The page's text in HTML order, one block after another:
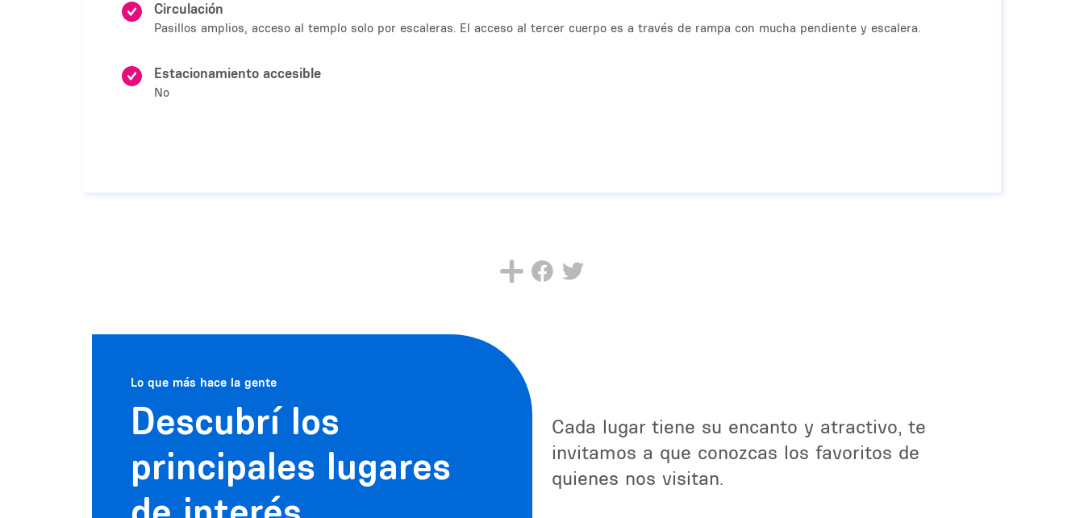
Circulación
Pasillos amplios, acceso al templo solo por escaleras. El acceso al tercer cuerpo es a través de rampa con mucha pendiente y escalera.
Estacionamiento accesible
No
Lo que más hace la gente
Descubrí los
principales lugares
Cada lugar tiene su encanto y atractivo, te
invitamos a que conozcas los favoritos de
quienes nos visitan.